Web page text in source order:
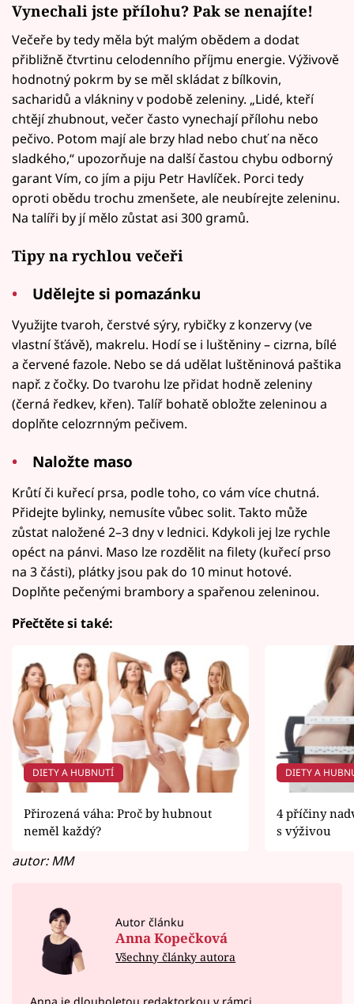
Vynechali jste přílohu? Pak se nenajíte!
Večeře by tedy měla být malým obědem a dodat
přibližně čtvrtinu celodenního příjmu energie. Výživově
hodnotný pokrm by se měl skládat z bílkovin,
sacharidů a vlákniny v podobě zeleniny. „Lidé, kteří
chtějí zhubnout, večer často vynechají přílohu nebo
pečivo. Potom mají ale brzy hlad nebo chuť na něco
sladkého,“ upozorňuje na další častou chybu odborný
garant Vím, co jím a piju Petr Havlíček. Porci tedy
oproti obědu trochu zmenšete, ale neubírejte zeleninu.
Na talíři by jí mělo zůstat asi 300 gramů.
Tipy na rychlou večeři
Udělejte si pomazánku
Využijte tvaroh, čerstvé sýry, rybičky z konzervy (ve
vlastní šťávě), makrelu. Hodí se i luštěniny – cizrna, bílé
a červené fazole. Nebo se dá udělat luštěninová paštika
např. z čočky. Do tvarohu lze přidat hodně zeleniny
(černá ředkev, křen). Talíř bohatě obložte zeleninou a
doplňte celozrnným pečivem.
Naložte maso
Krůtí či kuřecí prsa, podle toho, co vám více chutná.
Přidejte bylinky, nemusíte vůbec solit. Takto může
zůstat naložené 2–3 dny v lednici. Kdykoli jej lze rychle
opéct na pánvi. Maso lze rozdělit na filety (kuřecí prso
na 3 části), plátky jsou pak do 10 minut hotové.
Doplňte pečenými brambory a spařenou zeleninou.
Přečtěte si také:
DIETY A HUBNUTÍ
Přirozená váha: Proč by hubnout
neměl každý?
DIETY A
4 příčiny
s výživou
autor: MM
Autor článku
Anna Kopečková
Všechny články autora